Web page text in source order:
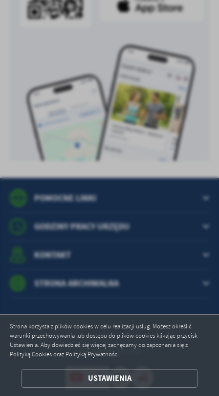
Strona korzysta z plików cookies w celu realizacji usług. Możesz określić
warunki przechowywania lub dostępu do plików cookies klikając przycisk
Ustawienia. Aby dowiedzieć się więcej zachęcamy do zapoznania się z
Polityką Cookies oraz Polityką Prywatności.
USTAWIENIA
ZAPISZ WYBRANE
POMOCNE LINKI
GODZINY PRACY URZĘDU
KONTAKT
STRONA ARCHIWALNA
Odwiedzin: 757064